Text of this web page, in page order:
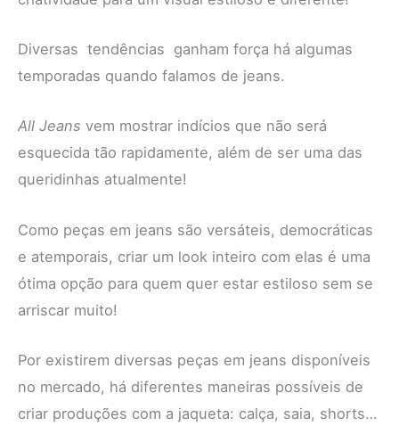
Diversas tendências ganham força há algumas
temporadas quando falamos de jeans.
All Jeans vem mostrar indícios que não será
esquecida tão rapidamente, além de ser uma das
queridinhas atualmente!
Como peças em jeans são versáteis, democráticas
e atemporais, criar um look inteiro com elas é uma
ótima opção para quem quer estar estiloso sem se
arriscar muito!
Por existirem diversas peças em jeans disponíveis
no mercado, há diferentes maneiras possíveis de
criar produções com a jaqueta: calça, saia, shorts…